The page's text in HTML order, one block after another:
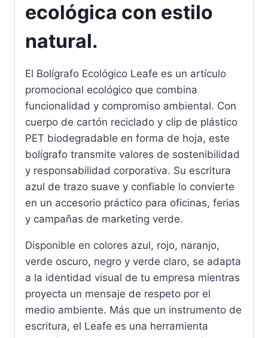
ecológica con estilo
natural.
El Bolígrafo Ecológico Leafe es un artículo
promocional ecológico que combina
funcionalidad y compromiso ambiental. Con
cuerpo de cartón reciclado y clip de plástico
PET biodegradable en forma de hoja, este
bolígrafo transmite valores de sostenibilidad
y responsabilidad corporativa. Su escritura
azul de trazo suave y confiable lo convierte
en un accesorio práctico para oficinas, ferias
y campañas de marketing verde.
Disponible en colores azul, rojo, naranjo,
verde oscuro, negro y verde claro, se adapta
a la identidad visual de tu empresa mientras
proyecta un mensaje de respeto por el
medio ambiente. Más que un instrumento de
escritura, el Leafe es una herramienta